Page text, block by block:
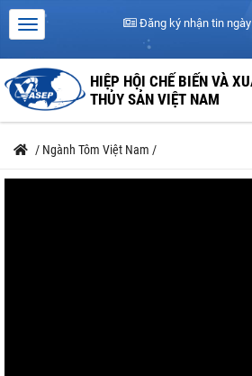
Đăng ký nhận tin ngày
HIỆP HỘI CHẾ BIẾN VÀ
THỦY SẢN VIỆT NAM
/ Ngành Tôm Việt Nam /